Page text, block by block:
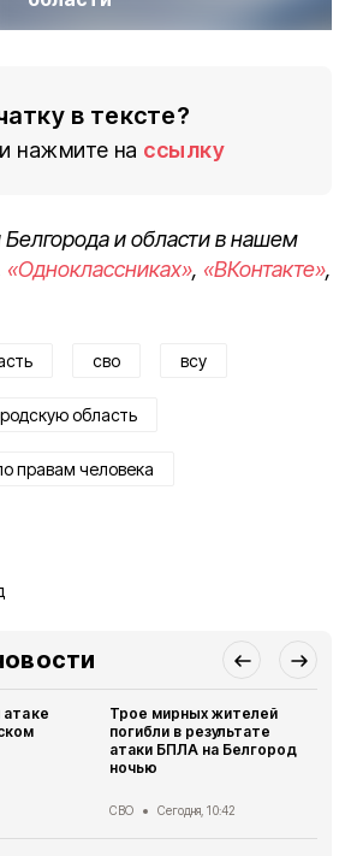
в тексте?
нажмите на ссылку
и области в нашем
«Одноклассниках», «ВКонтакте»,
сво всу
область
правам человека
атаке
Трое мирных жителей
погибли в результате
атаки БПЛА на Белгород
ночью
СВО Сегодня, 10:42